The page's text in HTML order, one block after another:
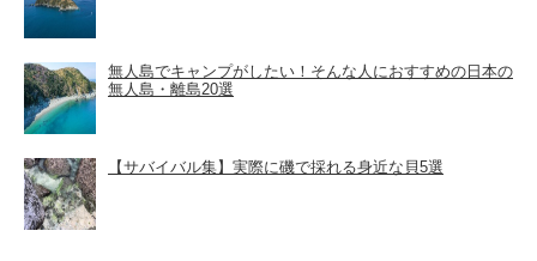
無人島でキャンプがしたい！そんな人におすすめの日本の
無人島・離島20選
【サバイバル集】実際に磯で採れる身近な貝5選